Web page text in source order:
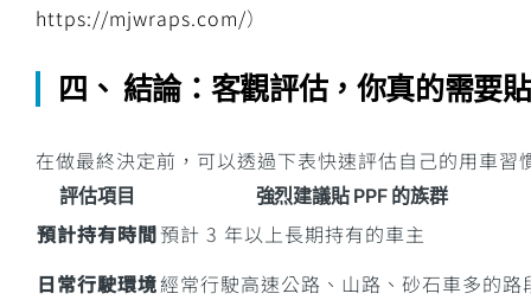
https://mjwraps.com/）
四、 結論：客觀評估，你真的需要
在做最終決定前，可以透過下表快速評估自己的用車
評估項目 強烈建議貼 PPF 的族群
預計持有時間預計 3 年以上長期持有的車主
日常行駛環境經常行駛高速公路、山路、砂石車多的路